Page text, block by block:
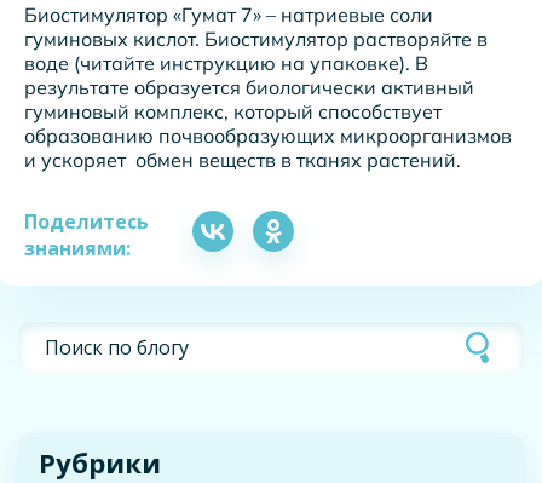
Биостимулятор «Гумат 7» – натриевые соли
гуминовых кислот. Биостимулятор растворяйте в
воде (читайте инструкцию на упаковке). В
результате образуется биологически активный
гуминовый комплекс, который способствует
образованию почвообразующих микроорганизмов
и ускоряет обмен веществ в тканях растений.
Поделитесь
знаниями:
Рубрики